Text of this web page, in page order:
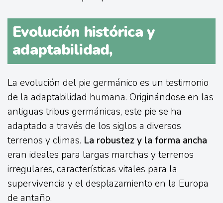
Evolución histórica y
adaptabilidad,
La evolución del pie germánico es un testimonio
de la adaptabilidad humana. Originándose en las
antiguas tribus germánicas, este pie se ha
adaptado a través de los siglos a diversos
terrenos y climas. La robustez y la forma ancha
eran ideales para largas marchas y terrenos
irregulares, características vitales para la
supervivencia y el desplazamiento en la Europa
de antaño.